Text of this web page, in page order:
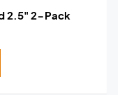
2.5" 2-Pack